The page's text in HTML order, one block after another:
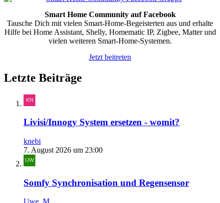
Smart Home Community auf Facebook
Tausche Dich mit vielen Smart-Home-Begeisterten aus und erhalte
Hilfe bei Home Assistant, Shelly, Homematic IP, Zigbee, Matter und
vielen weiteren Smart-Home-Systemen.
Jetzt beitreten
Letzte Beiträge
Livisi/Innogy System ersetzen - womit?
knebi
7. August 2026 um 23:00
Somfy Synchronisation und Regensensor